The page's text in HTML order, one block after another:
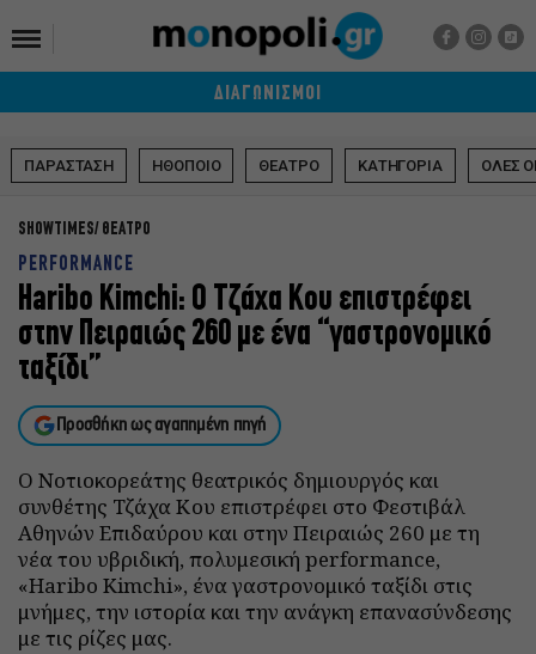
ΔΙΑΓΩΝΙΣΜΟΙ
ΠΑΡΑΣΤΑΣΗ ΗΘΟΠΟΙΟ ΘΕΑΤΡΟ ΚΑΤΗΓΟΡΙΑ ΟΛΕΣ
SHOWTIMES ΘΕΑΤΡΟ
PERFORMANCE
Haribo Kimchi: Ο Τζάχα Κου επιστρέφει
στην Πειραιώς 260 με ένα “γαστρονομικό
ταξίδι”
Προσθήκη ως αγαπημένη πηγή
Ο Νοτιοκορεάτης θεατρικός δημιουργός και
συνθέτης Τζάχα Κου επιστρέφει στο Φεστιβάλ
Αθηνών Επιδαύρου και στην Πειραιώς 260 με τη
νέα του υβριδική, πολυμεσική performance,
«Haribo Kimchi», ένα γαστρονομικό ταξίδι στις
μνήμες, την ιστορία και την ανάγκη επανασύνδεσης
με τις ρίζες μας.